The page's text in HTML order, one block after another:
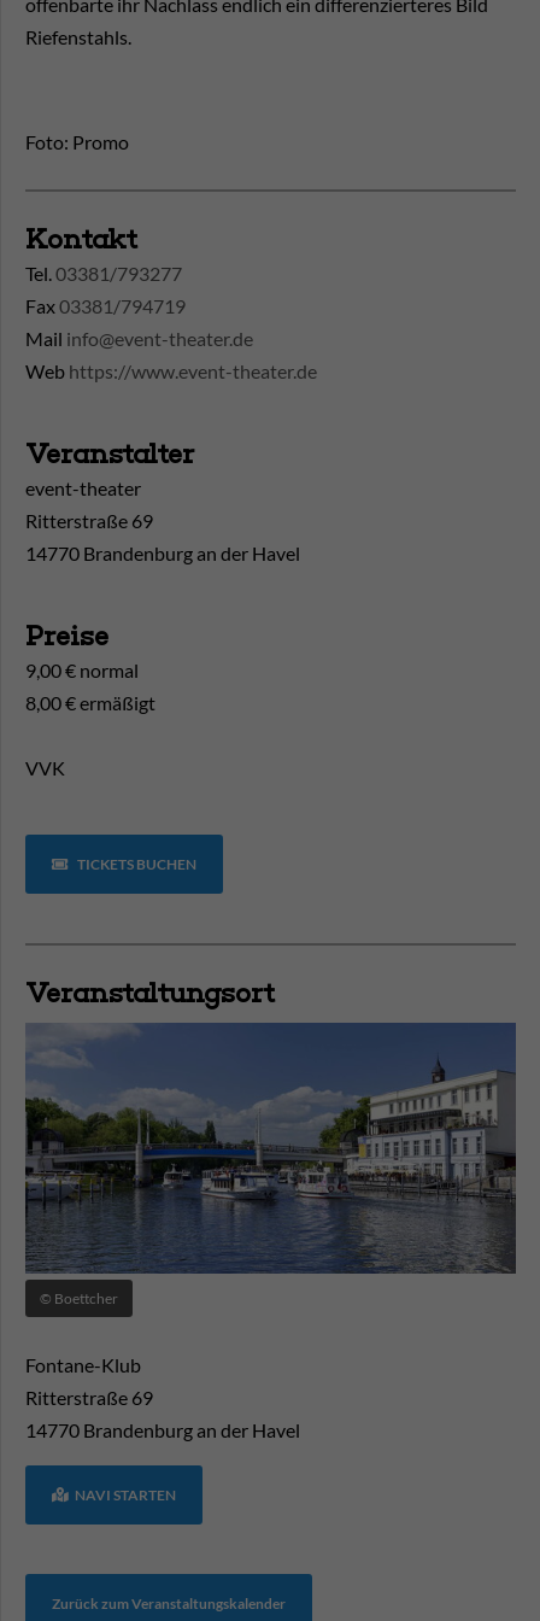
offenbarte ihr Nachlass endlich ein differenzierteres Bild
Riefenstahls.
Foto: Promo
Kontakt
Tel.03381/793277
Fax03381/794719
Mail info@event-theater.de
Web https://www.event-theater.de
Veranstalter
event-theater
Ritterstraße 69
14770 Brandenburg an der Havel
Preise
9,00 € normal
8,00 € ermäßigt
VVK
TICKETS BUCHEN
Veranstaltungsort
© Boettcher
Fontane-Klub
Ritterstraße 69
14770 Brandenburg an der Havel
NAVI STARTEN
Zurück zum Veranstaltungskalender